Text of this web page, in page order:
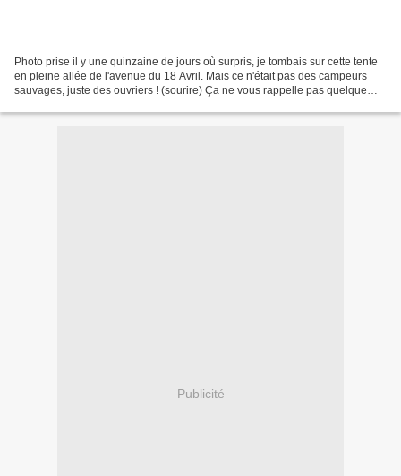
Photo prise il y une quinzaine de jours où surpris, je tombais sur cette tente
en pleine allée de l'avenue du 18 Avril. Mais ce n'était pas des campeurs
sauvages, juste des ouvriers ! (sourire) Ça ne vous rappelle pas quelque
Publicité